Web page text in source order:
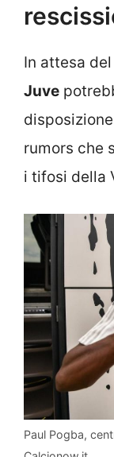
In attesa
Juve
rumors che
i tifosi della
Paul Pogba,